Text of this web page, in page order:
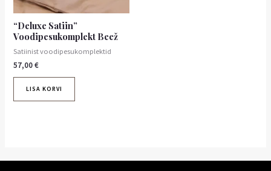
“Deluxe Satiin”
Voodipesukomplekt Beež
Satiinist voodipesukomplektid
57,00€
LISA KORVI